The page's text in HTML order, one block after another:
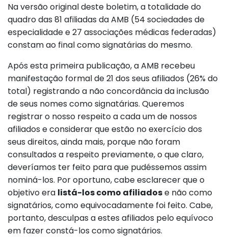
Na versão original deste boletim, a totalidade do
quadro das 81 afiliadas da AMB (54 sociedades de
especialidade e 27 associações médicas federadas)
constam ao final como signatárias do mesmo.
Após esta primeira publicação, a AMB recebeu
manifestação formal de 21 dos seus afiliados (26% do
total) registrando a não concordância da inclusão
de seus nomes como signatárias. Queremos
registrar o nosso respeito a cada um de nossos
afiliados e considerar que estão no exercício dos
seus direitos, ainda mais, porque não foram
consultados a respeito previamente, o que claro,
deveríamos ter feito para que pudéssemos assim
nominá-los. Por oportuno, cabe esclarecer que o
objetivo era listá-los como afiliadose não como
signatários, como equivocadamente foi feito. Cabe,
portanto, desculpas a estes afiliados pelo equívoco
em fazer constá-los como signatários.